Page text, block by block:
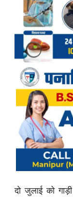
दो जुलाई को